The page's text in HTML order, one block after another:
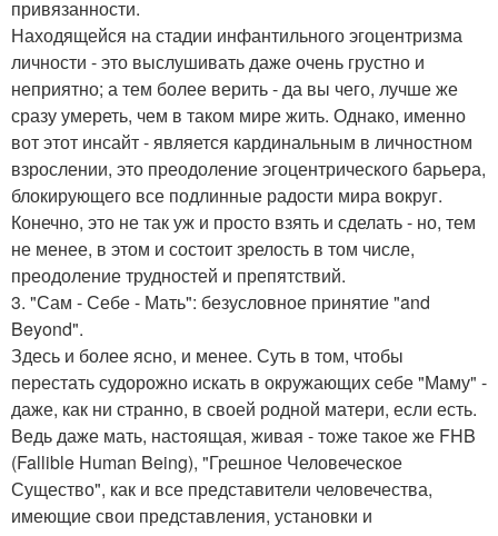
привязанности.
Находящейся на стадии инфантильного эгоцентризма
личности - это выслушивать даже очень грустно и
неприятно; а тем более верить - да вы чего, лучше же
сразу умереть, чем в таком мире жить. Однако, именно
вот этот инсайт - является кардинальным в личностном
взрослении, это преодоление эгоцентрического барьера,
блокирующего все подлинные радости мира вокруг.
Конечно, это не так уж и просто взять и сделать - но, тем
не менее, в этом и состоит зрелость в том числе,
преодоление трудностей и препятствий.
3. "Сам - Себе - Мать": безусловное принятие "and
Beyond".
Здесь и более ясно, и менее. Суть в том, чтобы
перестать судорожно искать в окружающих себе "Маму" -
даже, как ни странно, в своей родной матери, если есть.
Ведь даже мать, настоящая, живая - тоже такое же FHB
(Fallible Human Being), "Грешное Человеческое
Существо", как и все представители человечества,
имеющие свои представления, установки и